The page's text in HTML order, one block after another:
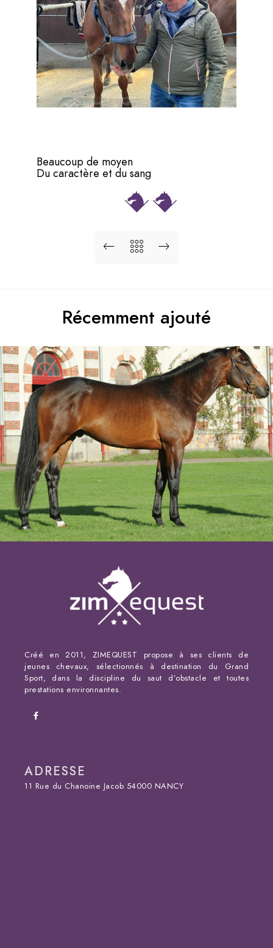
Beaucoup de moyen
Du caractère et du sang
Récemment ajouté
Créé en 2011, ZIMEQUEST propose à ses clients de
jeunes chevaux, sélectionnés à destination du Grand
Sport, dans la discipline du saut d’obstacle et toutes
prestations environnantes.
ADRESSE
11 Rue du Chanoine Jacob 54000 NANCY